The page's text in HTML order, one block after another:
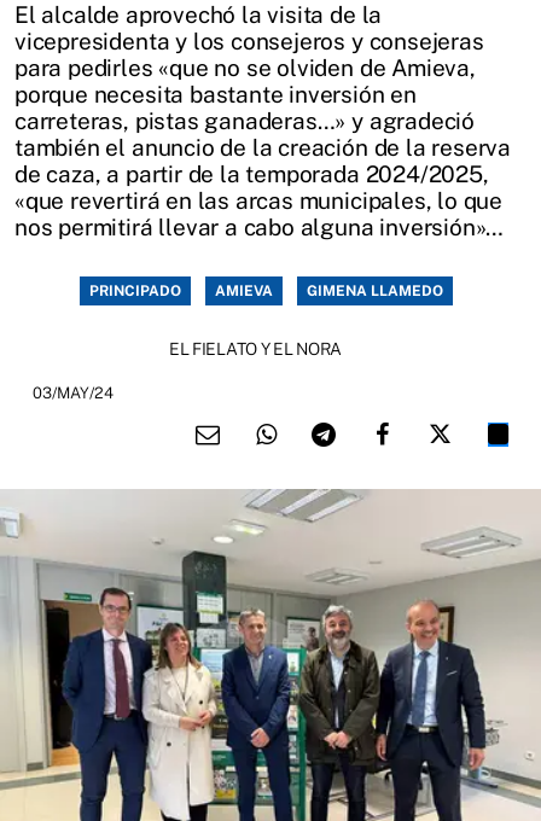
El alcalde aprovechó la visita de la
vicepresidenta y los consejeros y consejeras
para pedirles «que no se olviden de Amieva,
porque necesita bastante inversión en
carreteras, pistas ganaderas…» y agradeció
también el anuncio de la creación de la reserva
de caza, a partir de la temporada 2024/2025,
«que revertirá en las arcas municipales, lo que
nos permitirá llevar a cabo alguna inversión»…
PRINCIPADO AMIEVA GIMENA LLAMEDO
EL FIELATO Y EL NORA
03/MAY/24